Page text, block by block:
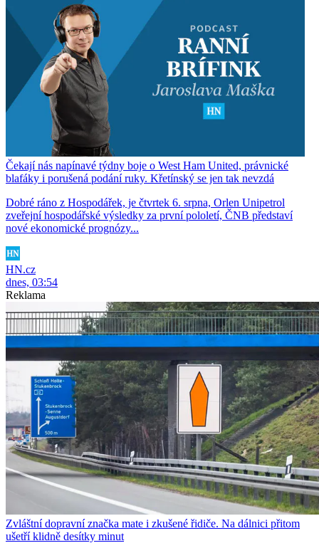
Čekají nás napínavé týdny boje o West Ham United, právnické
blafáky i porušená podání ruky. Křetínský se jen tak nevzdá
Dobré ráno z Hospodářek, je čtvrtek 6. srpna, Orlen Unipetrol
zveřejní hospodářské výsledky za první pololetí, ČNB představí
nové ekonomické prognózy...
HN.cz
dnes, 03:54
Reklama
Zvláštní dopravní značka mate i zkušené řidiče. Na dálnici přitom
ušetří klidně desítky minut